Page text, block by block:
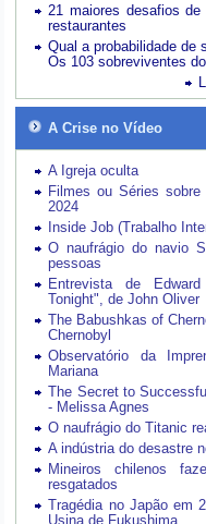
21 maiores desafios
restaurantes
Qual a probabilidade de
Os 103 sobreviventes
A Crise no Vídeo
A Igreja oculta
Filmes ou Séries
2024
Inside Job (Trabalho
O naufrágio do navio
pessoas
Entrevista de
Tonight", de John Oliver
The Babushkas of
Chernobyl
Observatório da
Mariana
The Secret to
- Melissa Agnes
O naufrágio do Titanic
A indústria do desastre
Mineiros chilenos
resgatados
Tragédia no Japão em
Usina de Fukushima